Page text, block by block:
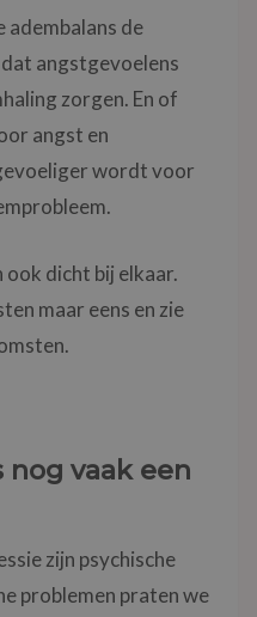
de
angstgevoelens
zorgen. En of
angst en
wordt voor
ook dicht bij elkaar.
maar eens en zie
nog vaak een
zijn psychische
problemen praten we